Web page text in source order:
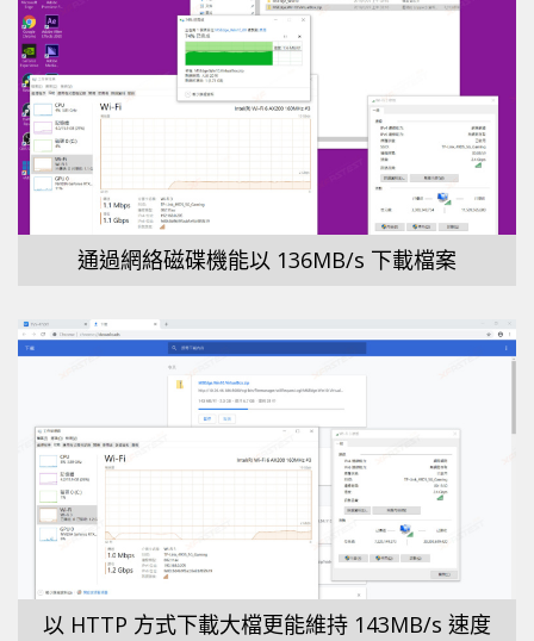
通過網絡磁碟機能以 136MB/s 下載檔案
以 HTTP 方式下載大檔更能維持 143MB/s 速度